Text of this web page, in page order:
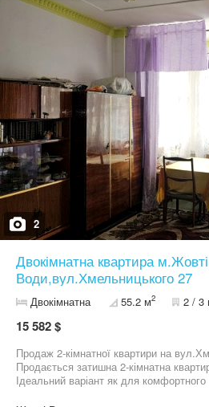
2
Двокімнатна квартира м.Жовті
Води,вул.Хмельницького 27
Двокімнатна 55.2 м2 2 / 3
15 582 $
Продаж 2-кімнатної квартири на
Продається затишна 2-кімнатна
Ідеальний варіант як для